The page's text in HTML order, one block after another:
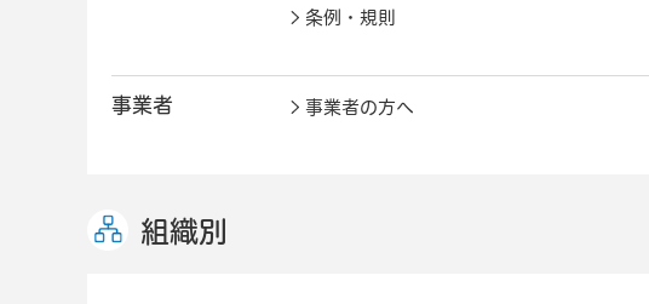
条例・規則
事業者 事業者の方へ
組織別